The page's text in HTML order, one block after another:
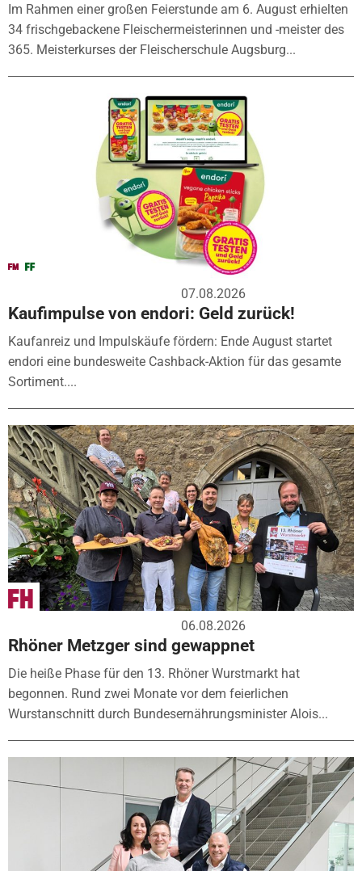
Im Rahmen einer großen Feierstunde am 6. August erhielten
34 frischgebackene Fleischermeisterinnen und -meister des
365. Meisterkurses der Fleischerschule Augsburg...
07.08.2026
Kaufimpulse von endori: Geld zurück!
Kaufanreiz und Impulskäufe fördern: Ende August startet
endori eine bundesweite Cashback-Aktion für das gesamte
Sortiment....
06.08.2026
Rhöner Metzger sind gewappnet
Die heiße Phase für den 13. Rhöner Wurstmarkt hat
begonnen. Rund zwei Monate vor dem feierlichen
Wurstanschnitt durch Bundesernährungsminister Alois...